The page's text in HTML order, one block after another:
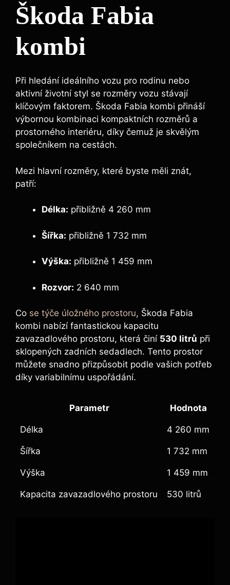
Škoda Fabia
kombi
Při hledání ideálního vozu pro rodinu nebo
aktivní životní styl se rozměry vozu stávají
klíčovým faktorem. Škoda Fabia kombi přináší
výbornou kombinaci kompaktních rozměrů a
prostorného interiéru, díky čemuž je skvělým
společníkem na cestách.
Mezi hlavní rozměry, které byste měli znát,
patří:
Délka: přibližně 4 260 mm
Šířka: přibližně 1 732 mm
Výška: přibližně 1 459 mm
Rozvor: 2 640 mm
Co se týče úložného prostoru, Škoda Fabia
kombi nabízí fantastickou kapacitu
zavazadlového prostoru, která činí 530 litrů při
sklopených zadních sedadlech. Tento prostor
můžete snadno přizpůsobit podle vašich potřeb
díky variabilnímu uspořádání.
Parametr Hodnota
Délka 4 260 mm
Šířka 1 732 mm
Výška 1 459 mm
Kapacita zavazadlového prostoru 530 litrů